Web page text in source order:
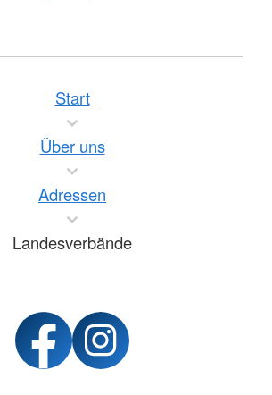
Start
Über uns
Adressen
Landesverbände